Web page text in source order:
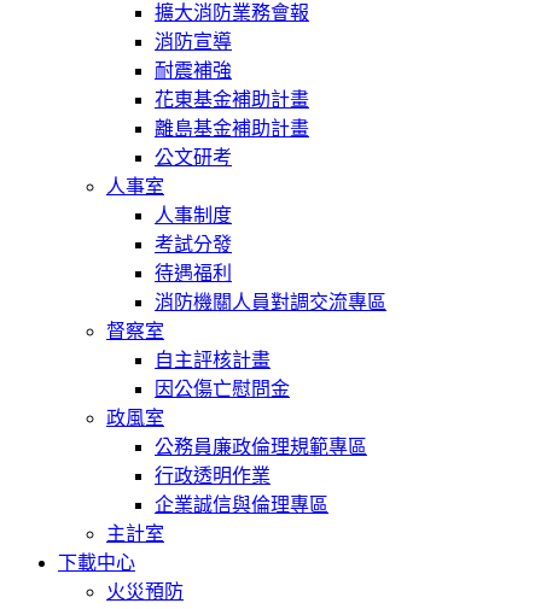
擴大消防業務會報
消防宣導
耐震補強
花東基金補助計畫
離島基金補助計畫
公文研考
人事室
人事制度
考試分發
待遇福利
消防機關人員對調交流專區
督察室
自主評核計畫
因公傷亡慰問金
政風室
公務員廉政倫理規範專區
行政透明作業
企業誠信與倫理專區
主計室
下載中心
火災預防